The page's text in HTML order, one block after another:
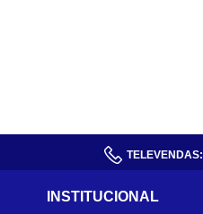
TELEVENDAS:
INSTITUCIONAL